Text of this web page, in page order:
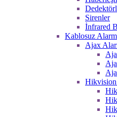
Sirenler
İnfrared
Kablosuz
Ajax
Hikvision